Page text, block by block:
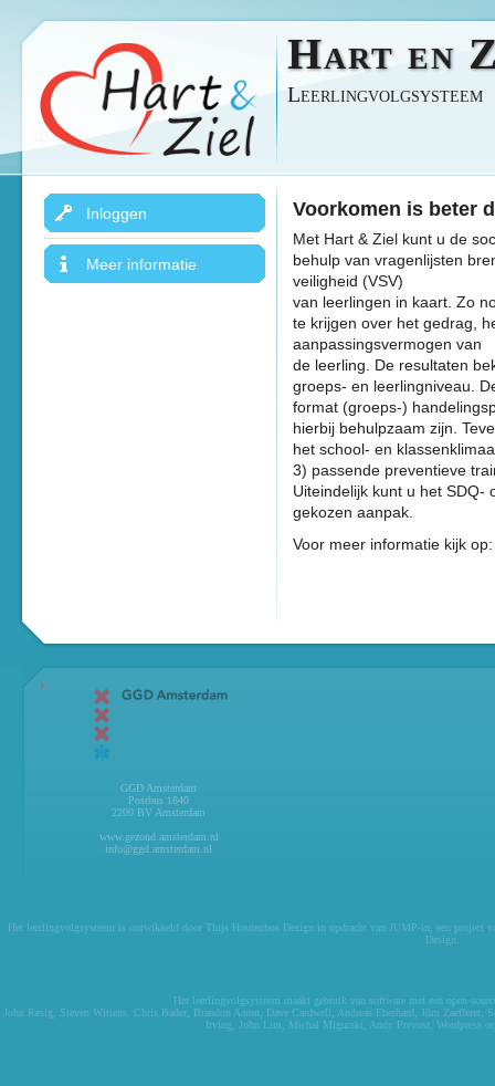
Hart en
Leerlingvolgsysteem
Inloggen
Meer informatie
Voorkomen is beter
Met Hart & Ziel kunt u de
behulp van vragenlijsten
veiligheid (VSV)
van leerlingen in kaart. Zo
te krijgen over het gedrag,
aanpassingsvermogen van
de leerling. De resultaten
groeps- en leerlingniveau.
format (groeps-)
hierbij behulpzaam zijn.
het school- en
3) passende preventieve
Uiteindelijk kunt u het SDQ-
gekozen aanpak.
Voor meer informatie kijk
GGD Amsterdam
Postbus 1840
2200 BV Amsterdam
www.gezond.amsterdam.nl
info@ggd.amsterdam.nl
Het leerlingvolgsysteem is ontwikkeld door Thijs Houtenbos Design in opdracht van JUMP-in , een project
Design
Het leerlingvolgsysteem maakt gebruik van software met een open-
John Resig
Steven Wittens, Chris Bader, Brandon Aaron Dave Cardwell Andreas Eberhard Jörn Zaefferer,
Irving
John Lim Michal Migurski Andy Prevost